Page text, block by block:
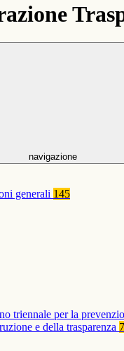
navigazione
generali 145
triennale per la
e della trasparenza 7